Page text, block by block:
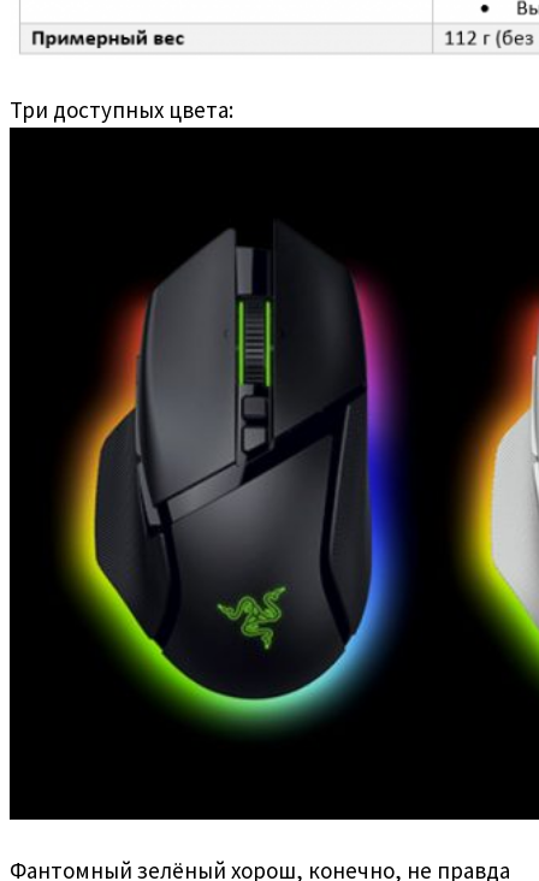
Три доступных цвета:
Фантомный зелёный хорош, конечно, не правда